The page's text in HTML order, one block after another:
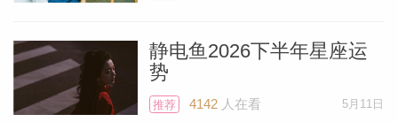
静电鱼2026下半年星座运
势
推荐 4142人在看 5月11日